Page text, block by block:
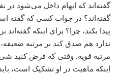
گفته‌اند که ابهام داخل می‌شود در
گفته‌اند؟ در جواب کسی که گفته
پیدا بکند، چرا؟ برای اینکه گفته‌اند
ندارد هم صدق کند بر مرتبه
مرتبه قویه. وقتی که فرض کنید
اینکه ماهیت در او تشکیک است،